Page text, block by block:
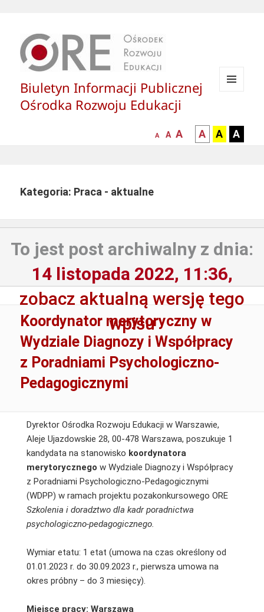
Biuletyn Informacji Publicznej
Ośrodka Rozwoju Edukacji
mniejsza
A
normalna
A
większa-
czcionka
A
kontrast
czarny
A
kontrast
czarny
A
żółty
A
Kategoria: Praca - aktualne
To jest post archiwalny z dnia:
14 listopada 2022, 11:36,
zobacz aktualną wersję tego
wpisu
Koordynator merytoryczny w
Wydziale Diagnozy i Współpracy
z Poradniami Psychologiczno-
Pedagogicznymi
Dyrektor Ośrodka Rozwoju Edukacji w Warszawie,
Aleje Ujazdowskie 28, 00-478 Warszawa, poszukuje 1
kandydata na stanowisko koordynatora
merytorycznego w Wydziale Diagnozy i Współpracy
z Poradniami Psychologiczno-Pedagogicznymi
(WDPP) w ramach projektu pozakonkursowego ORE
Szkolenia i doradztwo dla kadr poradnictwa
psychologiczno-pedagogicznego.
Wymiar etatu: 1 etat (umowa na czas określony od
01.01.2023 r. do 30.09.2023 r., pierwsza umowa na
okres próbny – do 3 miesięcy).
Miejsce pracy: Warszawa